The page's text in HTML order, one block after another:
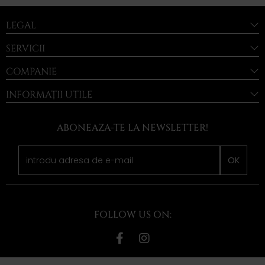
LEGAL
SERVICII
COMPANIE
INFORMAȚII UTILE
ABONEAZA-TE LA NEWSLETTER!
OK
FOLLOW US ON: